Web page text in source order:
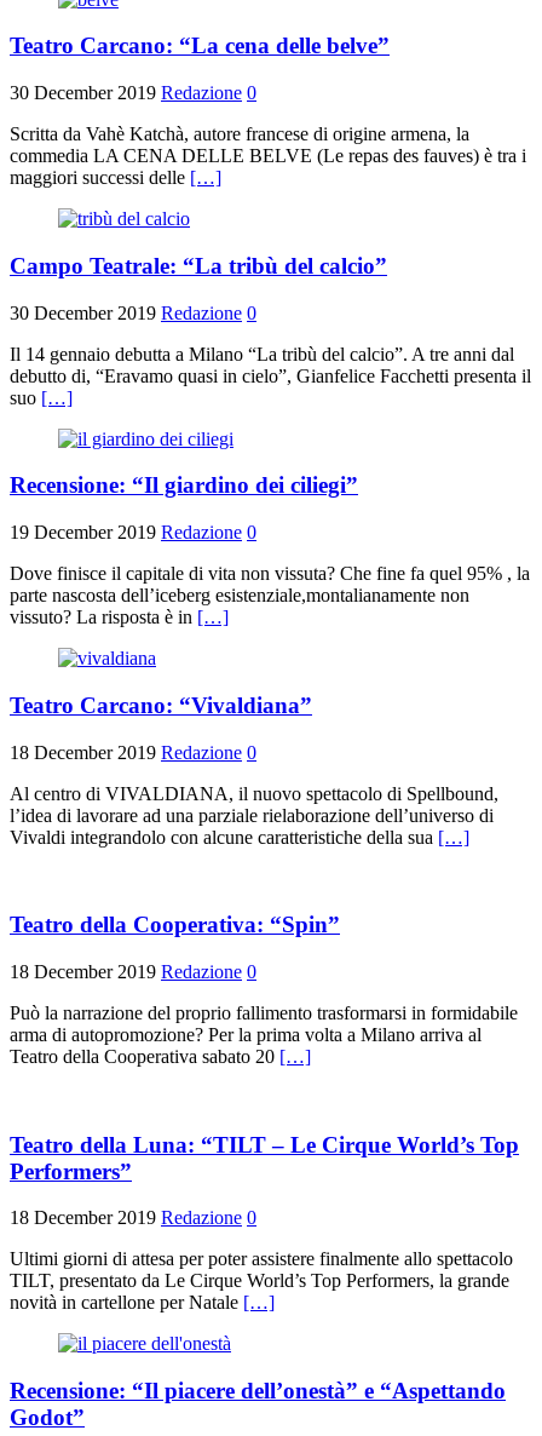
Teatro Carcano: “La cena delle belve”
30 December 2019 Redazione 0
Scritta da Vahè Katchà, autore francese di origine armena, la
commedia LA CENA DELLE BELVE (Le repas des fauves) è tra i
maggiori successi delle […]
Campo Teatrale: “La tribù del calcio”
30 December 2019 Redazione 0
Il 14 gennaio debutta a Milano “La tribù del calcio”. A tre anni dal
debutto di, “Eravamo quasi in cielo”, Gianfelice Facchetti presenta il
suo […]
Recensione: “Il giardino dei ciliegi”
19 December 2019 Redazione 0
Dove finisce il capitale di vita non vissuta? Che fine fa quel 95% , la
parte nascosta dell’iceberg esistenziale,montalianamente non
vissuto? La risposta è in […]
Teatro Carcano: “Vivaldiana”
18 December 2019 Redazione 0
Al centro di VIVALDIANA, il nuovo spettacolo di Spellbound,
l’idea di lavorare ad una parziale rielaborazione dell’universo di
Vivaldi integrandolo con alcune caratteristiche della sua […]
Teatro della Cooperativa: “Spin”
18 December 2019 Redazione 0
Può la narrazione del proprio fallimento trasformarsi in formidabile
arma di autopromozione? Per la prima volta a Milano arriva al
Teatro della Cooperativa sabato 20 […]
Teatro della Luna: “TILT – Le Cirque World’s Top
Performers”
18 December 2019 Redazione 0
Ultimi giorni di attesa per poter assistere finalmente allo spettacolo
TILT, presentato da Le Cirque World’s Top Performers, la grande
novità in cartellone per Natale […]
Recensione: “Il piacere dell’onestà” e “Aspettando
Godot”